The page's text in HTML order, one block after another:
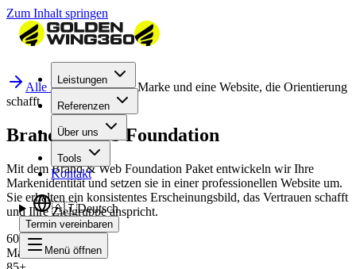
Zum Inhalt springen
Leistungen
Referenzen
Über uns
Tools
Kontakt
🇦🇹Deutsch
Termin vereinbaren
Menü öffnen
Alle PaketeEine klare Marke und eine Website, die Orientierung
schafft
Brand & Web Foundation
Mit dem Brand & Web Foundation Paket entwickeln wir Ihre
Markenidentität und setzen sie in einer professionellen Website um.
Sie erhalten ein konsistentes Erscheinungsbild, das Vertrauen schafft
und Ihre Zielgruppe anspricht.
60+
Marken entwickelt